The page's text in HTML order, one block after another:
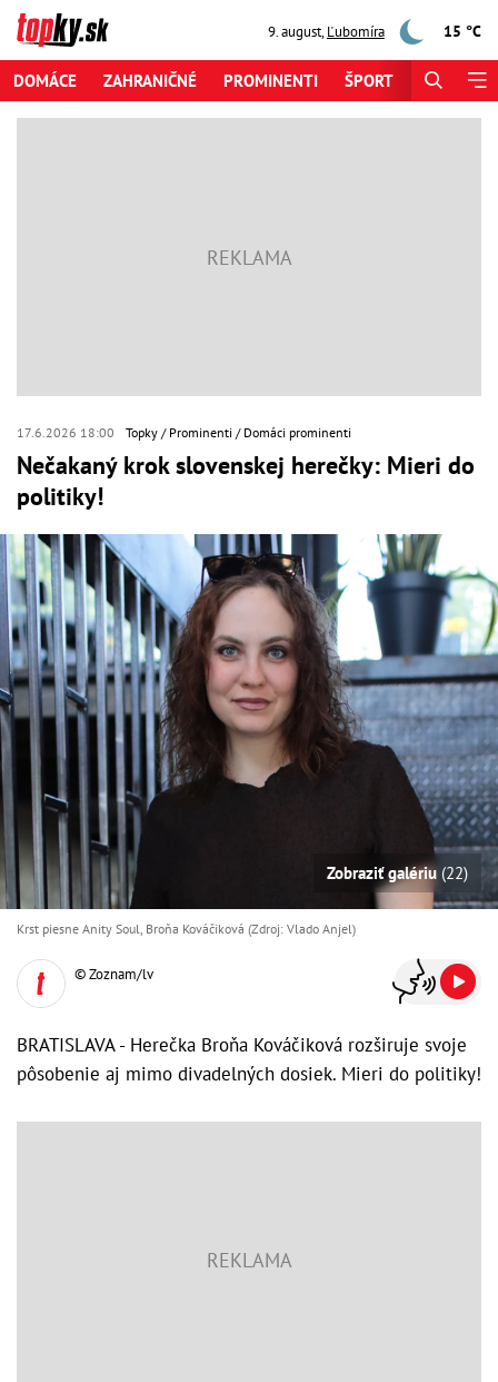
9. august,Ľubomíra 15 °C
DOMÁCE ZAHRANIČNÉ PROMINENTI ŠPORT
17.6.2026 18:00 Topky Prominenti Domáci prominenti
Nečakaný krok slovenskej herečky: Mieri do
politiky!
Zobraziť galériu (22)
Krst piesne Anity Soul, Broňa Kováčiková (Zdroj: Vlado Anjel)
© Zoznam/lv
BRATISLAVA - Herečka Broňa Kováčiková rozširuje svoje
pôsobenie aj mimo divadelných dosiek. Mieri do politiky!